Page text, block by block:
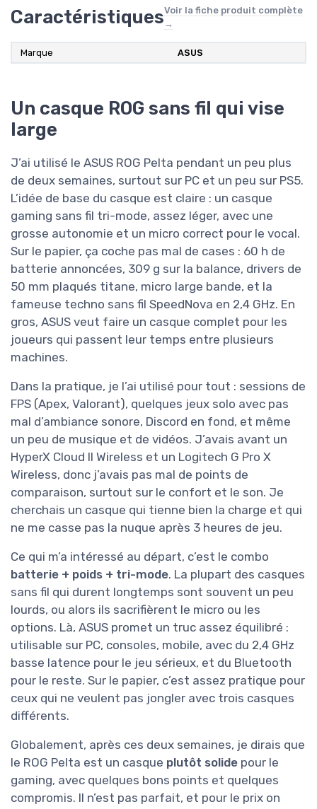
CaractéristiquesVoir la fiche produit complète
→
Marque ASUS
Un casque ROG sans fil qui vise
large
J’ai utilisé le ASUS ROG Pelta pendant un peu plus
de deux semaines, surtout sur PC et un peu sur PS5.
L’idée de base du casque est claire : un casque
gaming sans fil tri-mode, assez léger, avec une
grosse autonomie et un micro correct pour le vocal.
Sur le papier, ça coche pas mal de cases : 60 h de
batterie annoncées, 309 g sur la balance, drivers de
50 mm plaqués titane, micro large bande, et la
fameuse techno sans fil SpeedNova en 2,4 GHz. En
gros, ASUS veut faire un casque complet pour les
joueurs qui passent leur temps entre plusieurs
machines.
Dans la pratique, je l’ai utilisé pour tout : sessions de
FPS (Apex, Valorant), quelques jeux solo avec pas
mal d’ambiance sonore, Discord en fond, et même
un peu de musique et de vidéos. J’avais avant un
HyperX Cloud II Wireless et un Logitech G Pro X
Wireless, donc j’avais pas mal de points de
comparaison, surtout sur le confort et le son. Je
cherchais un casque qui tienne bien la charge et qui
ne me casse pas la nuque après 3 heures de jeu.
Ce qui m’a intéressé au départ, c’est le combo
batterie + poids + tri-mode. La plupart des casques
sans fil qui durent longtemps sont souvent un peu
lourds, ou alors ils sacrifièrent le micro ou les
options. Là, ASUS promet un truc assez équilibré :
utilisable sur PC, consoles, mobile, avec du 2,4 GHz
basse latence pour le jeu sérieux, et du Bluetooth
pour le reste. Sur le papier, c’est assez pratique pour
ceux qui ne veulent pas jongler avec trois casques
différents.
Globalement, après ces deux semaines, je dirais que
le ROG Pelta est un casque plutôt solide pour le
gaming, avec quelques bons points et quelques
compromis. Il n’est pas parfait, et pour le prix on